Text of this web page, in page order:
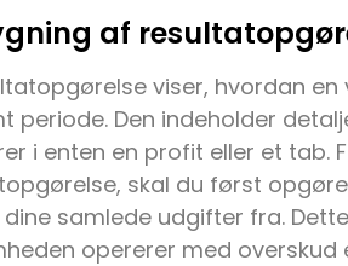
af
viser, hvordan
periode. Den indeholder
i enten en profit eller et tab.
skal du først
samlede udgifter fra.
opererer med overskud